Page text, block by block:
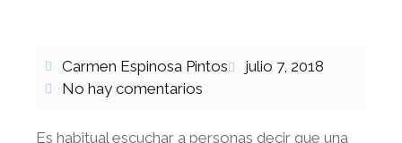
Carmen Espinosa Pintos
julio 7, 2018
No hay comentarios
Es habitual escuchar a personas decir que una